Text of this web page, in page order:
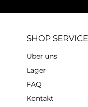
SHOP SERVICE
Über uns
Lager
FAQ
Kontakt